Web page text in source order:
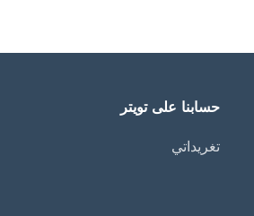
حسابنا على تويتر
تغريداتي